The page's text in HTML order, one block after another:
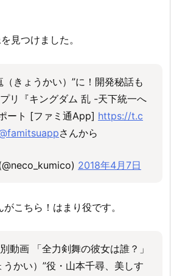
見つけました。
きょうかい）”に！開発秘話も
リ『キングダム 乱 -天下統一へ
ート [ファミ通App] https://t.c
さんから
2018年4月7日
こちら！はまり役です。
動画 「全力剣舞の彼女は誰？」
うかい）”役・山本千尋、美しす